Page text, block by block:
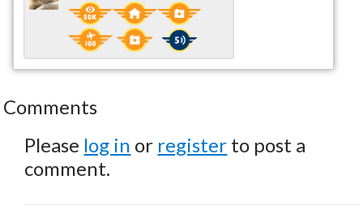
Comments
Please log in or register to post a
comment.